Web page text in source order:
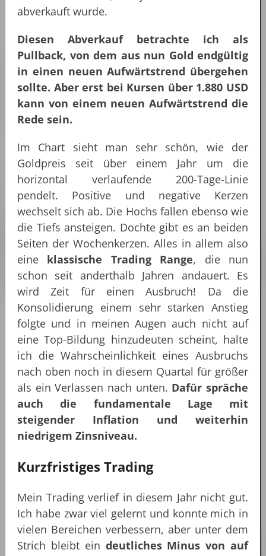
abverkauft wurde.
Diesen Abverkauf betrachte ich als
Pullback, von dem aus nun Gold endgültig
in einen neuen Aufwärtstrend übergehen
sollte. Aber erst bei Kursen über 1.880 USD
kann von einem neuen Aufwärtstrend die
Rede sein.
Im Chart sieht man sehr schön, wie der
Goldpreis seit über einem Jahr um die
horizontal verlaufende 200-Tage-Linie
pendelt. Positive und negative Kerzen
wechselt sich ab. Die Hochs fallen ebenso wie
die Tiefs ansteigen. Dochte gibt es an beiden
Seiten der Wochenkerzen. Alles in allem also
eine klassische Trading Range, die nun
schon seit anderthalb Jahren andauert. Es
wird Zeit für einen Ausbruch! Da die
Konsolidierung einem sehr starken Anstieg
folgte und in meinen Augen auch nicht auf
eine Top-Bildung hinzudeuten scheint, halte
ich die Wahrscheinlichkeit eines Ausbruchs
nach oben noch in diesem Quartal für größer
als ein Verlassen nach unten. Dafür spräche
auch die fundamentale Lage mit
steigender Inflation und weiterhin
niedrigem Zinsniveau.
Kurzfristiges Trading
Mein Trading verlief in diesem Jahr nicht gut.
Ich habe zwar viel gelernt und konnte mich in
vielen Bereichen verbessern, aber unter dem
Strich bleibt ein deutliches Minus von auf